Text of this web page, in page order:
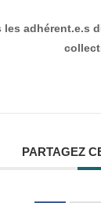
adhérent.e.s
PARTAGEZ